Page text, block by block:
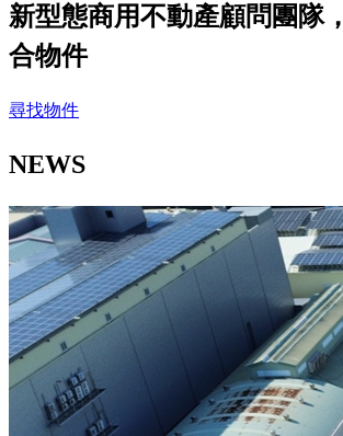
新型態商用不動產顧問團隊
合物件
尋找物件
NEWS